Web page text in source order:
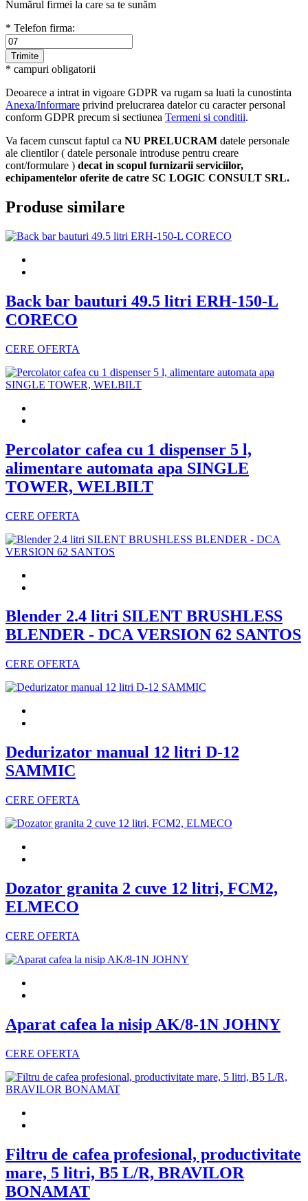
Numărul firmei la care sa te sunăm
* Telefon firma:
* campuri obligatorii
Deoarece a intrat in vigoare GDPR va rugam sa luati la cunostinta
Anexa/Informare privind prelucrarea datelor cu caracter personal
conform GDPR precum si sectiunea Termeni si conditii.
Va facem cunscut faptul ca NU PRELUCRAM datele personale
ale clientilor ( datele personale introduse pentru creare
cont/formulare ) decat in scopul furnizarii serviciilor,
echipamentelor oferite de catre SC LOGIC CONSULT SRL.
Produse similare
Back bar bauturi 49.5 litri ERH-150-L
CORECO
CERE OFERTA
Percolator cafea cu 1 dispenser 5 l,
alimentare automata apa SINGLE
TOWER, WELBILT
CERE OFERTA
Blender 2.4 litri SILENT BRUSHLESS
BLENDER - DCA VERSION 62 SANTOS
CERE OFERTA
Dedurizator manual 12 litri D-12
SAMMIC
CERE OFERTA
Dozator granita 2 cuve 12 litri, FCM2,
ELMECO
CERE OFERTA
Aparat cafea la nisip AK/8-1N JOHNY
CERE OFERTA
Filtru de cafea profesional, productivitate
mare, 5 litri, B5 L/R, BRAVILOR
BONAMAT